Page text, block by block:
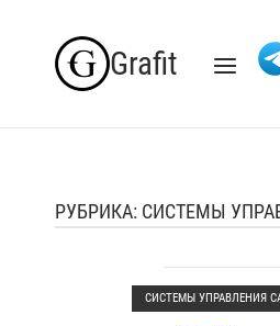
Grafit Menu
РУБРИКА: СИСТЕМЫ
СИСТЕМЫ УПРАВЛЕНИЯ